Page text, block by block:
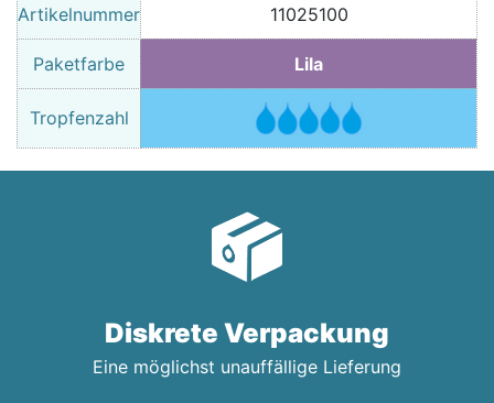
Artikelnummer 11025100
Paketfarbe Lila
Tropfenzahl
Diskrete Verpackung
Eine möglichst unauffällige Lieferung